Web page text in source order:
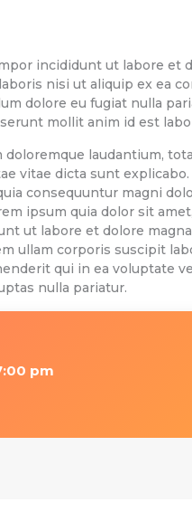
incididunt ut labore et
nisi ut aliquip ex ea
dolore eu fugiat nulla
mollit anim id est
laudantium,
vitae dicta sunt explicabo.
consequuntur magni
ipsum quia dolor sit amet,
ut labore et dolore
ullam corporis suscipit
qui in ea voluptate
nulla pariatur.
pm